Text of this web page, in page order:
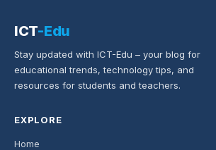
ICT-Edu
Stay updated with ICT-Edu – your blog for
educational trends, technology tips, and
resources for students and teachers.
EXPLORE
Home